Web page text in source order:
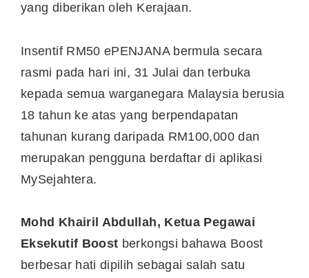
yang diberikan oleh Kerajaan.
Insentif RM50 ePENJANA bermula secara
rasmi pada hari ini, 31 Julai dan terbuka
kepada semua warganegara Malaysia berusia
18 tahun ke atas yang berpendapatan
tahunan kurang daripada RM100,000 dan
merupakan pengguna berdaftar di aplikasi
MySejahtera.
Mohd Khairil Abdullah, Ketua Pegawai
Eksekutif Boost berkongsi bahawa Boost
berbesar hati dipilih sebagai salah satu